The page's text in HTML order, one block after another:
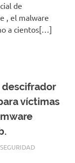
de
, el malware
a cientos[…]
descifrador
víctimas
SEGURIDAD